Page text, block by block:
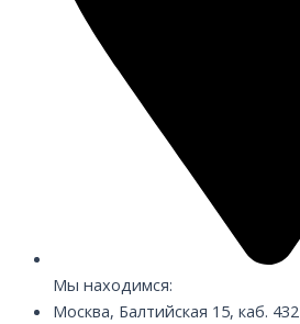
Мы находимся:
Москва, Балтийская 15, каб. 432